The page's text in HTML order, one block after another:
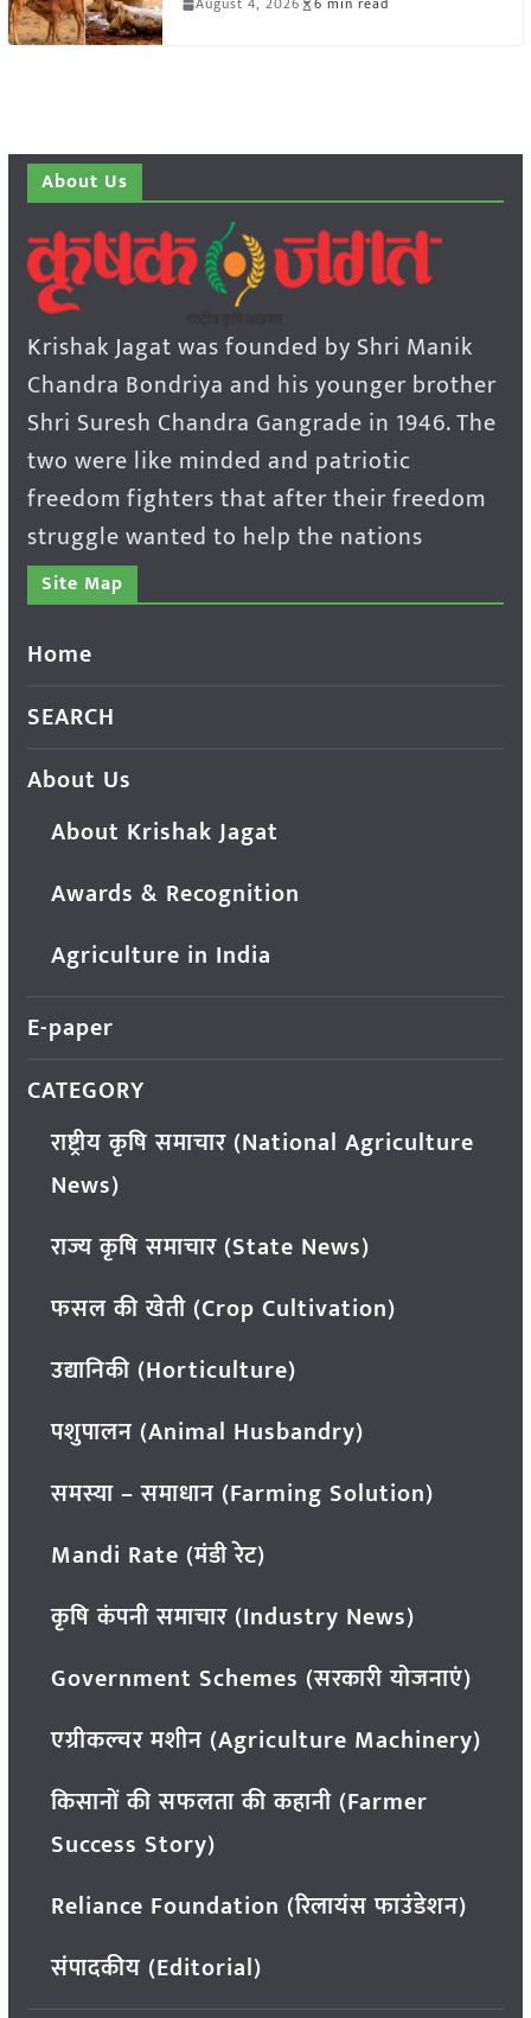
About Us
Krishak Jagat was founded by Shri Manik
Chandra Bondriya and his younger brother
Shri Suresh Chandra Gangrade in 1946. The
two were like minded and patriotic
freedom fighters that after their freedom
struggle wanted to help the nations
Site Map
Home
SEARCH
About Us
About Krishak Jagat
Awards & Recognition
Agriculture in India
E-paper
CATEGORY
राष्ट्रीय कृषि समाचार (National Agriculture
News)
राज्य कृषि समाचार (State News)
फसल की खेती (Crop Cultivation)
उद्यानिकी (Horticulture)
पशुपालन (Animal Husbandry)
समस्या – समाधान (Farming Solution)
Mandi Rate (मंडी रेट)
कृषि कंपनी समाचार (Industry News)
Government Schemes (सरकारी योजनाएं)
एग्रीकल्चर मशीन (Agriculture Machinery)
किसानों की सफलता की कहानी (Farmer
Success Story)
Reliance Foundation (रिलायंस फाउंडेशन)
संपादकीय (Editorial)